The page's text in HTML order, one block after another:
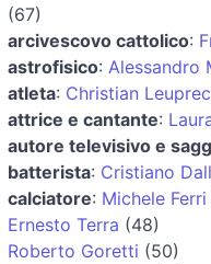
(67)
arcivescovo cattolico:
astrofisico: Alessandro
atleta: Christian
attrice e cantante:
autore televisivo e
batterista: Cristiano
calciatore: Michele Ferri
Ernesto Terra (48)
Roberto Goretti (50)